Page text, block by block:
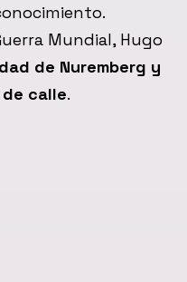
Mundial, Hugo
de Nuremberg y
calle.